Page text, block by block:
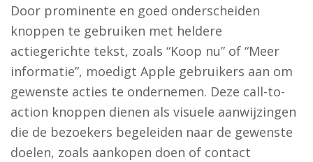
Door prominente en goed onderscheiden
knoppen te gebruiken met heldere
actiegerichte tekst, zoals “Koop nu” of “Meer
informatie”, moedigt Apple gebruikers aan om
gewenste acties te ondernemen. Deze call-to-
action knoppen dienen als visuele aanwijzingen
die de bezoekers begeleiden naar de gewenste
doelen, zoals aankopen doen of contact